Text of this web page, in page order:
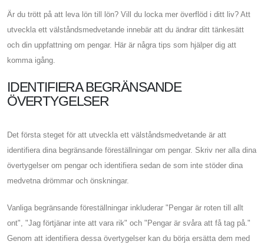
Är du trött på att leva lön till lön? Vill du locka mer överflöd i ditt liv? Att
utveckla ett välståndsmedvetande innebär att du ändrar ditt tänkesätt
och din uppfattning om pengar. Här är några tips som hjälper dig att
komma igång.
IDENTIFIERA BEGRÄNSANDE
ÖVERTYGELSER
Det första steget för att utveckla ett välståndsmedvetande är att
identifiera dina begränsande föreställningar om pengar. Skriv ner alla dina
övertygelser om pengar och identifiera sedan de som inte stöder dina
medvetna drömmar och önskningar.
Vanliga begränsande föreställningar inkluderar "Pengar är roten till allt
ont", "Jag förtjänar inte att vara rik" och "Pengar är svåra att få tag på."
Genom att identifiera dessa övertygelser kan du börja ersätta dem med